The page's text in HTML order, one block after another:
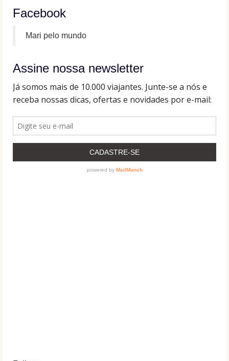
Facebook
Mari pelo mundo
Assine nossa newsletter